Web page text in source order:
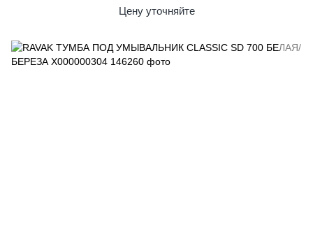
Цену уточняйте